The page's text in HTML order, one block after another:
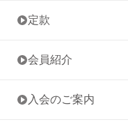
• 定款
• 会員紹介
• 入会のご案内